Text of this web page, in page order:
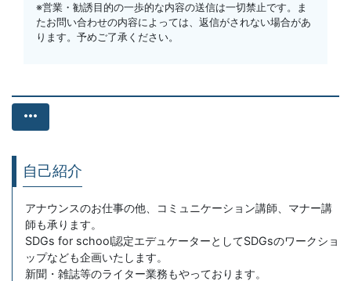
※営業・勧誘目的の一歩的な内容の送信は一切禁止です。ま
たお問い合わせの内容によっては、返信がされない場合があ
ります。予めご了承ください。
more_horiz
自己紹介
アナウンスのお仕事の他、コミュニケーション講師、マナー講
師も承ります。
SDGs for school認定エデュケーターとしてSDGsのワークショ
ップなども企画いたします。
新聞・雑誌等のライター業務もやっております。